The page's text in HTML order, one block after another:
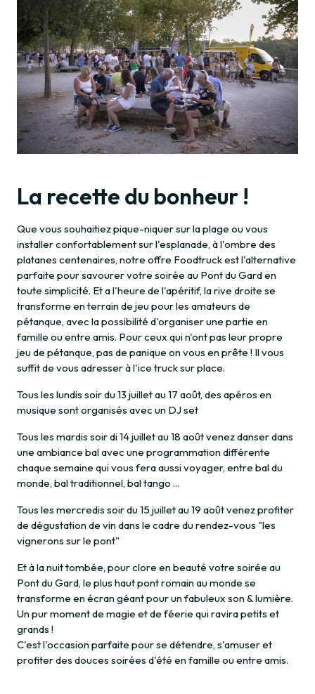
La recette du bonheur !
Que vous souhaitiez pique-niquer sur la plage ou vous
installer confortablement sur l'esplanade, à l'ombre des
platanes centenaires, notre offre Foodtruck est l'alternative
parfaite pour savourer votre soirée au Pont du Gard en
toute simplicité. Et a l'heure de l'apéritif, la rive droite se
transforme en terrain de jeu pour les amateurs de
pétanque, avec la possibilité d'organiser une partie en
famille ou entre amis. Pour ceux qui n'ont pas leur propre
jeu de pétanque, pas de panique on vous en prête ! Il vous
suffit de vous adresser à l'ice truck sur place.
Tous les lundis soir du 13 juillet au 17 août, des apéros en
musique sont organisés avec un DJ set
Tous les mardis soir di 14 juillet au 18 août venez danser dans
une ambiance bal avec une programmation différente
chaque semaine qui vous fera aussi voyager, entre bal du
monde, bal traditionnel, bal tango ...
Tous les mercredis soir du 15 juillet au 19 août venez profiter
de dégustation de vin dans le cadre du rendez-vous "les
vignerons sur le pont"
Et à la nuit tombée, pour clore en beauté votre soirée au
Pont du Gard, le plus haut pont romain au monde se
transforme en écran géant pour un fabuleux son & lumière.
Un pur moment de magie et de féerie qui ravira petits et
grands !
C'est l'occasion parfaite pour se détendre, s'amuser et
profiter des douces soirées d'été en famille ou entre amis.